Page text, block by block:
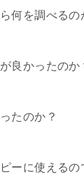
何を調べるの
良かったのか
たのか？
ーに使えるの